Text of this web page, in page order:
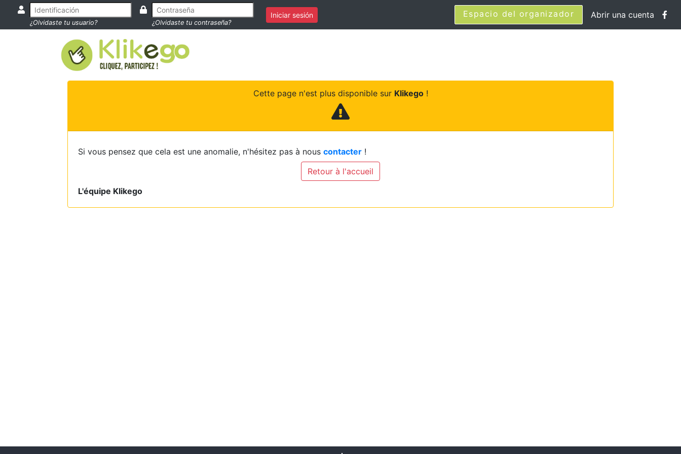
¿Olvidaste tu usuario? ¿Olvidaste tu contraseña?
Iniciar sesión Espacio del organizador Abrir una cuenta
Cette page n'est plus disponible sur Klikego!
Si vous pensez que cela est une anomalie, n'hésitez pas à nous contacter !
Retour à l'accueil
L'équipe Klikego